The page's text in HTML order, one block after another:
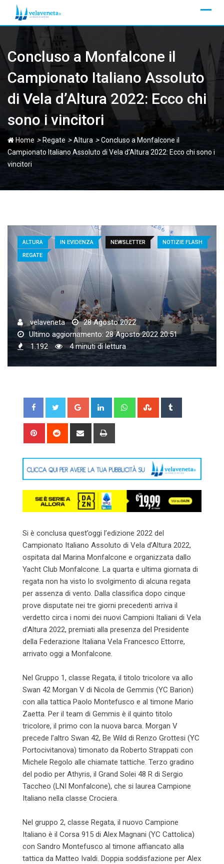
Concluso a Monfalcone il
Campionato Italiano Assoluto
di Vela d’Altura 2022: Ecco chi
sono i vincitori
Home > Regate >Altura >Concluso a Monfalcone il
Campionato Italiano Assoluto di Vela d’Altura 2022: Ecco chi sono i
vincitori
ALTURA IN EVIDENZA NEWSLETTER
NOTIZIE FLASH
REGATE
velaveneta
28 Agosto 2022
Ultimo aggiornamento: 28 Agosto 2022 20:51
1.192
4 minuti di lettura
Google+ LinkedIn WhatsappStumbleUpon
Pinterest Reddit
Share
Si è conclusa quest’oggi l’edizione 2022 del
Campionato Italiano Assoluto di Vela d’Altura 2022,
ospitata dal Marina Monfalcone e organizzata dallo
Yacht Club Monfalcone. La quarta e ultima giornata di
regata non ha visto lo svolgimento di alcuna regata
per assenza di vento. Dalla classifica dopo cinque
prove disputate nei tre giorni precedenti arriva il
verdetto circa i nomi dei nuovi Campioni Italiani di Vela
d’Altura 2022, premiati alla presenza del Presidente
della Federazione Italiana Vela Francesco Ettorre,
arrivato oggi a Monfalcone.
Nel Gruppo 1, classe Regata, il titolo tricolore va allo
Swan 42 Morgan V di Nicola de Gemmis (YC Barion)
con alla tattica Paolo Montefusco e al timone Mario
Zaetta. Per il team di Gemmis è il quinto titolo
tricolore, il primo con la nuova barca. Morgan V
precede l’altro Swan 42, Be Wild di Renzo Grottesi (YC
Portocivitanova) timonato da Roberto Strappati con
Michele Regolo alle chiamate tattiche. Terzo gradino
del podio per Athyris, il Grand Solei 48 R di Sergio
Taccheo (LNI Monfalcone), che si laurea Campione
Italiano nella classe Crociera.
Nel gruppo 2, classe Regata, il nuovo Campione
Italiano è il Corsa 915 di Alex Magnani (YC Cattolica)
con Sandro Montefusco al timone affiancato alla
tattica da Matteo Ivaldi. Doppia soddisfazione per Alex